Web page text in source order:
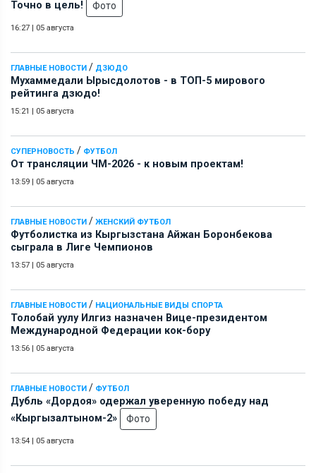
Точно в цель! Фото
16:27 | 05 августа
ГЛАВНЫЕ НОВОСТИ / ДЗЮДО
Мухаммедали Ырысдолотов - в ТОП-5 мирового
рейтинга дзюдо!
15:21 | 05 августа
СУПЕРНОВОСТЬ / ФУТБОЛ
От трансляции ЧМ-2026 - к новым проектам!
13:59 | 05 августа
ГЛАВНЫЕ НОВОСТИ / ЖЕНСКИЙ ФУТБОЛ
Футболистка из Кыргызстана Айжан Боронбекова
сыграла в Лиге Чемпионов
13:57 | 05 августа
ГЛАВНЫЕ НОВОСТИ / НАЦИОНАЛЬНЫЕ ВИДЫ СПОРТА
Толобай уулу Илгиз назначен Вице-президентом
Международной Федерации кок-бору
13:56 | 05 августа
ГЛАВНЫЕ НОВОСТИ / ФУТБОЛ
Дубль «Дордоя» одержал уверенную победу над
«Кыргызалтыном-2»
Фото
13:54 | 05 августа